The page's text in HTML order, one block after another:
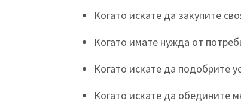
Когато искате да закупите
Когато имате нужда от
Когато искате да подобрите
Когато искате да обедините